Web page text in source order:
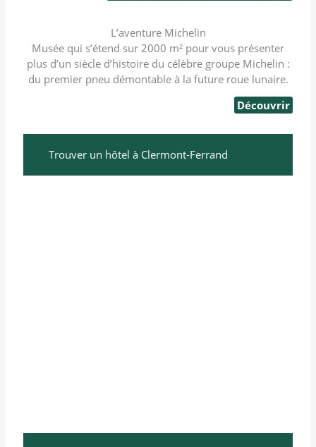
L’aventure Michelin
Musée qui s’étend sur 2000 m² pour vous présenter
plus d’un siècle d’histoire du célèbre groupe Michelin :
du premier pneu démontable à la future roue lunaire.
Découvrir
Trouver un hôtel à Clermont-Ferrand